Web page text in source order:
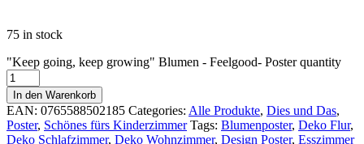
75 in stock
"Keep going, keep growing" Blumen - Feelgood- Poster quantity
In den Warenkorb
EAN: 0765588502185 Categories: Alle Produkte, Dies und Das,
Poster, Schönes fürs Kinderzimmer Tags: Blumenposter, Deko Flur,
Deko Schlafzimmer, Deko Wohnzimmer, Design Poster, Esszimmer